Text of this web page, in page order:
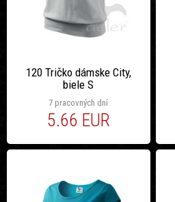
120 Tričko dámske City,
biele S
7 pracovných dní
5.66 EUR